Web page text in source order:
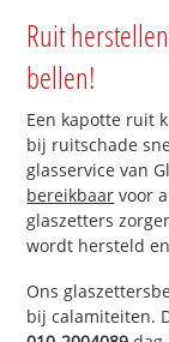
Ruit
bellen!
Een kapotte ruit
bij ruitschade
glasservice van
bereikbaar voor
glaszetters
wordt hersteld
Ons
bij calamiteiten.